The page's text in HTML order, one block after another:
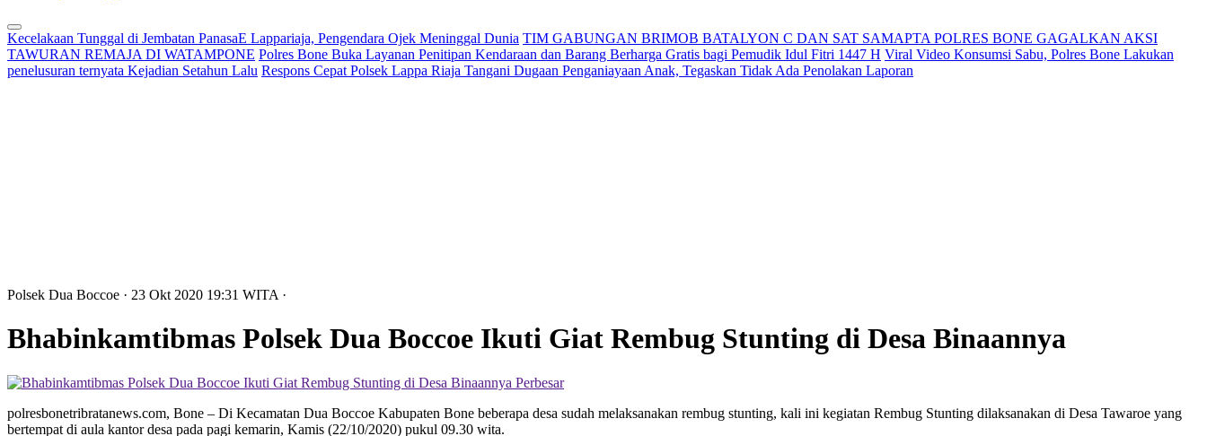
Kecelakaan Tunggal di Jembatan PanasaE Lappariaja, Pengendara Ojek Meninggal Dunia TIM GABUNGAN BRIMOB BATALYON C DAN SAT SAMAPTA POLRES BONE GAGALKAN AKSI
TAWURAN REMAJA DI WATAMPONE Polres Bone Buka Layanan Penitipan Kendaraan dan Barang Berharga Gratis bagi Pemudik Idul Fitri 1447 H Viral Video Konsumsi Sabu, Polres Bone Lakukan
penelusuran ternyata Kejadian Setahun Lalu Respons Cepat Polsek Lappa Riaja Tangani Dugaan Penganiayaan Anak, Tegaskan Tidak Ada Penolakan Laporan
Polsek Dua Boccoe · 23 Okt 2020 19:31 WITA ·
Bhabinkamtibmas Polsek Dua Boccoe Ikuti Giat Rembug Stunting di Desa Binaannya
Perbesar
polresbonetribratanews.com, Bone – Di Kecamatan Dua Boccoe Kabupaten Bone beberapa desa sudah melaksanakan rembug stunting, kali ini kegiatan Rembug Stunting dilaksanakan di Desa Tawaroe yang
bertempat di aula kantor desa pada pagi kemarin, Kamis (22/10/2020) pukul 09.30 wita.